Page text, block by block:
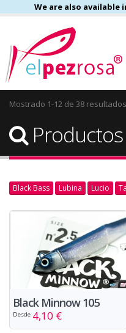
We are also available
Mostrado 1-12 de 38 resultados
Black Bass Lubina Lucio
Black Minnow 105
Desde 4,10 €